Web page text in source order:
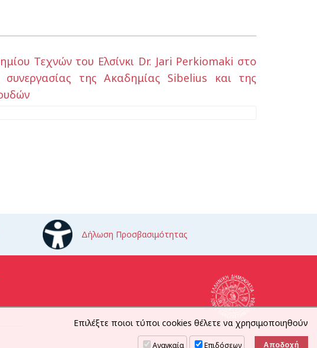
Τεχνών του Ελσίνκι Dr. Jari Perkiomaki στο
της Ακαδημίας Sibelius και της
Δήλωση Προσβασιμότητας
Επιλέξτε ποιοι τύποι cookies θέλετε να χρησιμοποιηθούν
Αναγκαία Επιδόσεων